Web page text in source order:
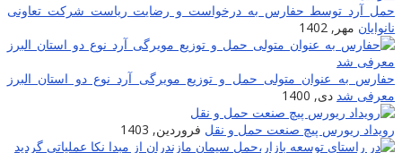
حمل آرد توسط حفارس به درخواست و رضایت ریاست شرکت تعاونی
نانوایان مهر, 1402
حفارس به عنوان متولی حمل و توزیع مویرگی آرد نوع دو استان البرز
معرفی شد دی, 1400
رویداد ریورس پیچ صنعت حمل و نقل فروردین, 1403